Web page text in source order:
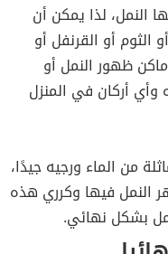
النمل، لذا يمكن أن
أو القرنفل أو
ظهور النمل أو
أركان في المنزل
من الماء ورجيه جيدًا،
النمل فيها وكرري هذه
بشكل نهائي.